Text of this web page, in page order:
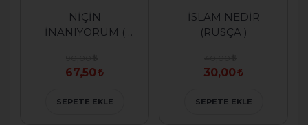
NİÇİN
İNANIYORUM (
67,50
SEPETE EKLE
İSLAM NEDİR
(RUSÇA )
30,00
SEPETE EKLE